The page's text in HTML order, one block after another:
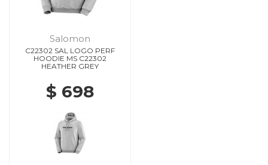
Salomon
C22302 SAL LOGO PERF
HOODIE MS C22302
HEATHER GREY
$ 698